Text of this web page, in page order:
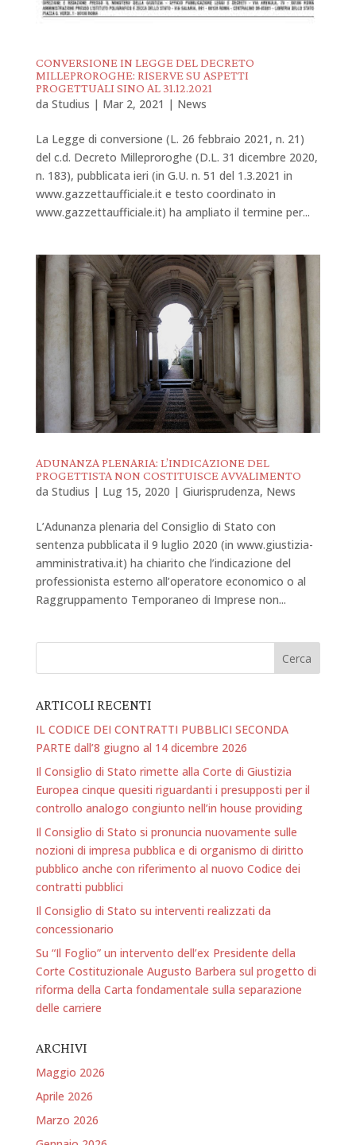
CONVERSIONE IN LEGGE DEL DECRETO
MILLEPROROGHE: RISERVE SU ASPETTI
PROGETTUALI SINO AL 31.12.2021
da Studius | Mar 2, 2021 | News
La Legge di conversione (L. 26 febbraio 2021, n. 21)
del c.d. Decreto Milleproroghe (D.L. 31 dicembre 2020,
n. 183), pubblicata ieri (in G.U. n. 51 del 1.3.2021 in
www.gazzettaufficiale.it e testo coordinato in
www.gazzettaufficiale.it) ha ampliato il termine per...
ADUNANZA PLENARIA: L’INDICAZIONE DEL
PROGETTISTA NON COSTITUISCE AVVALIMENTO
da Studius | Lug 15, 2020 | Giurisprudenza, News
L’Adunanza plenaria del Consiglio di Stato con
sentenza pubblicata il 9 luglio 2020 (in www.giustizia-
amministrativa.it) ha chiarito che l’indicazione del
professionista esterno all’operatore economico o al
Raggruppamento Temporaneo di Imprese non...
ARTICOLI RECENTI
IL CODICE DEI CONTRATTI PUBBLICI SECONDA
PARTE dall’8 giugno al 14 dicembre 2026
Il Consiglio di Stato rimette alla Corte di Giustizia
Europea cinque quesiti riguardanti i presupposti per il
controllo analogo congiunto nell’in house providing
Il Consiglio di Stato si pronuncia nuovamente sulle
nozioni di impresa pubblica e di organismo di diritto
pubblico anche con riferimento al nuovo Codice dei
contratti pubblici
Il Consiglio di Stato su interventi realizzati da
concessionario
Su “Il Foglio” un intervento dell’ex Presidente della
Corte Costituzionale Augusto Barbera sul progetto di
riforma della Carta fondamentale sulla separazione
delle carriere
ARCHIVI
Maggio 2026
Aprile 2026
Marzo 2026